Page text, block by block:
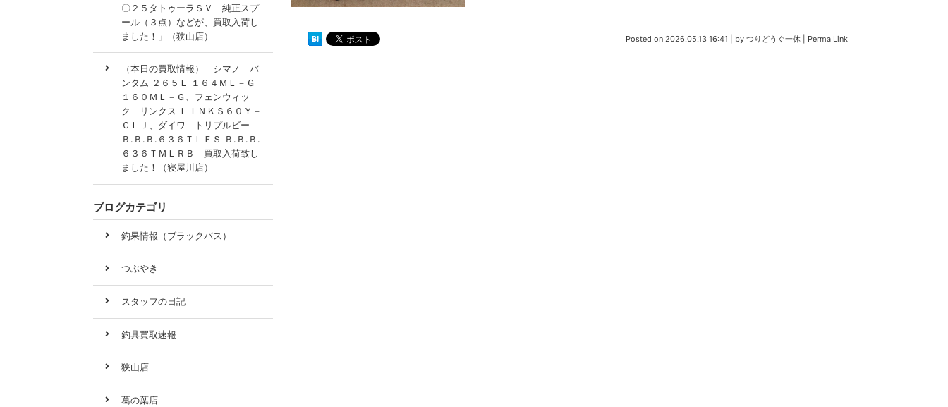
Posted on 2026.05.13 16:41 by つりどうぐ一休 Perma Link
〇２５タトゥーラＳＶ 純正スプ
ール（３点）などが、買取入荷し
ました！」（狭山店）
（本日の買取情報） シマノ バ
ンタム ２６５Ｌ １６４ＭＬ－Ｇ
１６０ＭＬ－Ｇ、フェンウィッ
ク リンクス ＬＩＮＫＳ６０Ｙ－
ＣＬＪ、ダイワ トリプルビー
Ｂ.Ｂ.Ｂ.６３６ＴＬＦＳ Ｂ.Ｂ.Ｂ.
６３６ＴＭＬＲＢ 買取入荷致し
ました！（寝屋川店）
ブログカテゴリ
釣果情報（ブラックバス）
つぶやき
スタッフの日記
釣具買取速報
狭山店
葛の葉店